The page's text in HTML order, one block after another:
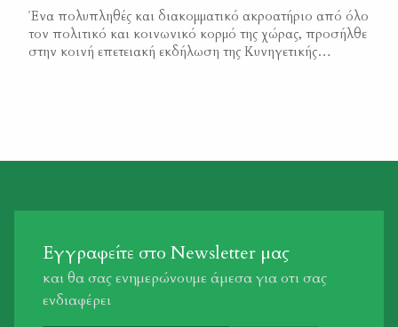
Ένα πολυπληθές και διακομματικό ακροατήριο από όλο
τον πολιτικό και κοινωνικό κορμό της χώρας, προσήλθε
στην κοινή επετειακή εκδήλωση της Κυνηγετικής
αναγνωρίζοντας […]
Εγγραφείτε στο Newsletter μας
και θα σας ενημερώνουμε άμεσα για οτι σας
ενδιαφέρει